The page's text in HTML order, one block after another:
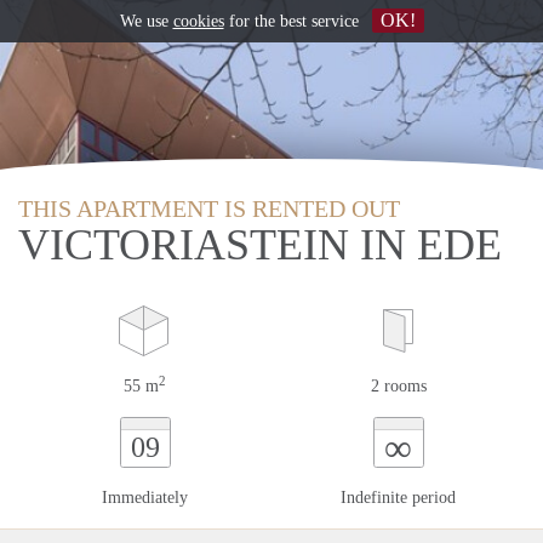
THIS APARTMENT IS RENTED OUT
VICTORIASTEIN IN EDE
55 m2 2 rooms
09
Immediately
∞
Indefinite period
We use cookiesfor the best service OK!